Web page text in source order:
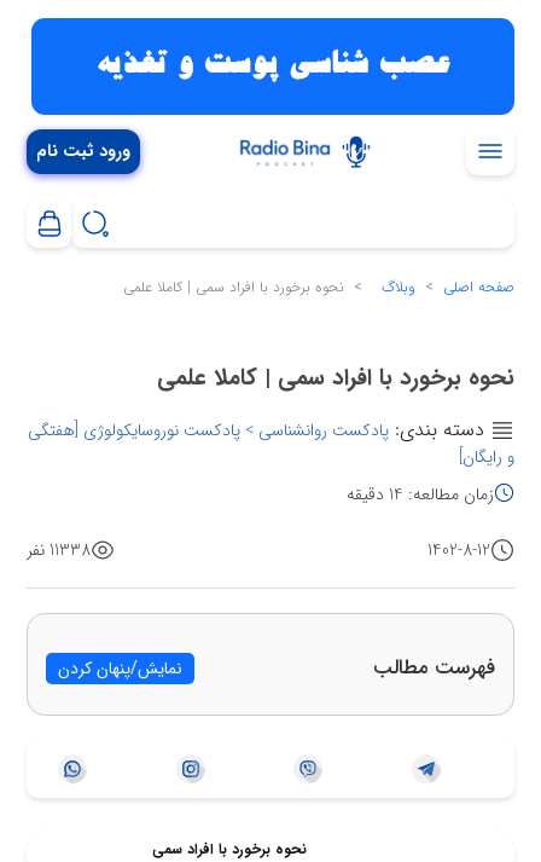
ورود ثبت نام
صفحه اصلی وبلاگ نحوه برخورد با افراد سمی | کاملا علمی
نحوه برخورد با افراد سمی | کاملا علمی
1402-8-12 11338 نفر
زمان مطالعه: 14 دقیقه
دسته بندی:پادکست روانشناسی > پادکست نوروسایکولوژی [هفتگی
و رایگان]
فهرست مطالب نمایش/پنهان کردن
نحوه برخورد با افراد سمی